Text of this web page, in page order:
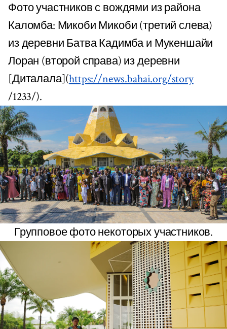
Фото участников с вождями из района
Каломба: Микоби Микоби (третий слева)
из деревни Батва Кадимба и Мукеншайи
Лоран (второй справа) из деревни
[Диталала](https://news.bahai.org/story
/1233/).
Групповое фото некоторых участников.